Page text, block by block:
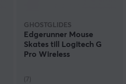
GHOSTGLIDES
Edgerunner Mouse
Skates till Logitech G
Pro Wireless
(7)